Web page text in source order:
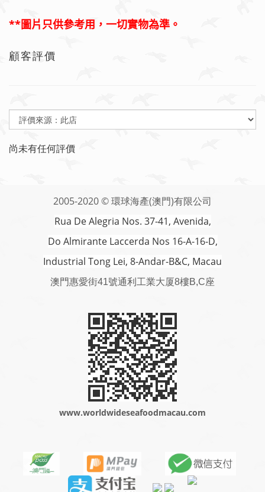
**圖片只供參考用，一切實物為準。
顧客評價
尚未有任何評價
2005-2020 © 環球海產(澳門)有限公司
Rua De Alegria Nos. 37-41, Avenida,
Do Almirante Laccerda Nos 16-A-16-D,
Industrial Tong Lei, 8-Andar-B&C, Macau
澳門惠愛街41號通利工業大厦8樓B,C座
www.worldwideseafoodmacau.com